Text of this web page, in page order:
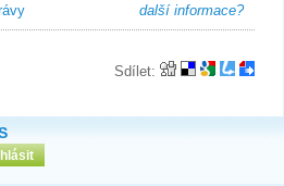
další informace?
Sdílet: